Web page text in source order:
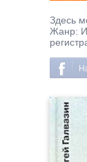
Здесь
Жанр: